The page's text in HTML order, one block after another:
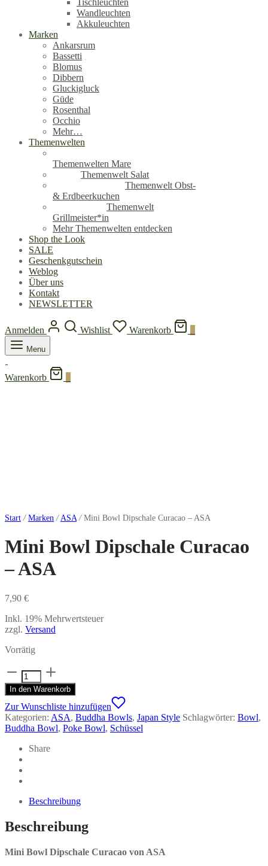
Tischleuchten
Wandleuchten
Akkuleuchten
Marken
Ankarsrum
Bassetti
Blomus
Dibbern
Gluckigluck
Güde
Rosenthal
Occhio
Mehr…
Themenwelten
Themenwelten Mare
Themenwelt Salat
Themenwelt Obst-
& Erdbeerkuchen
Themenwelt
Grillmeister*in
Mehr Themenwelten entdecken
Shop the Look
SALE
Geschenkgutschein
Weblog
Über uns
Kontakt
NEWSLETTER
Anmelden Wishlist Warenkorb
Menu
Warenkorb
Start / Marken / ASA /Mini Bowl Dipschale Curacao – ASA
Mini Bowl Dipschale Curacao
– ASA
7,90 €
Inkl. 19% Mehrwertsteuer
zzgl. Versand
Vorrätig
Mini
Bowl
Dipschale
Curacao
-
ASA
Menge
In den Warenkorb
Zur Wunschliste hinzufügen
Kategorien: ASA, Buddha Bowls, Japan Style Schlagwörter: Bowl,
Buddha Bowl, Poke Bowl, Schüssel
Share
Beschreibung
Beschreibung
Mini Bowl Dipschale Curacao von ASA